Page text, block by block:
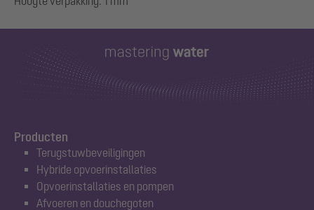
Producten
Terugstuwbeveiligingen
Hybride opvoerinstallaties
Opvoerinstallaties en pompen
Afvoeren en douchegoten